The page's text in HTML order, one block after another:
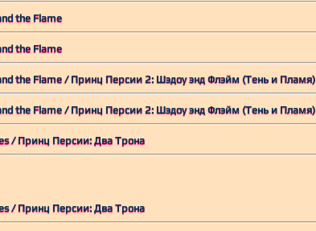
the Flame
the Flame
Prince of Persia 2: The Shadow and the Flame / Принц Персии 2: Шэдоу энд Флэйм (Тень и Пламя)
Prince of Persia 2: The Shadow and the Flame / Принц Персии 2: Шэдоу энд Флэйм (Тень и Пламя)
/ Принц Персии: Два Трона
/ Принц Персии: Два Трона